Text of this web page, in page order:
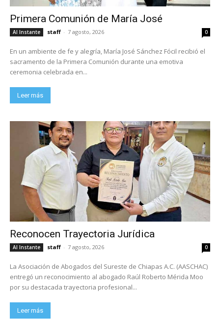
Primera Comunión de María José
Al Instante staff - 7 agosto, 2026 0
En un ambiente de fe y alegría, María José Sánchez Fócil recibió el
sacramento de la Primera Comunión durante una emotiva
ceremonia celebrada en...
Leer más
Reconocen Trayectoria Jurídica
Al Instante staff - 7 agosto, 2026 0
La Asociación de Abogados del Sureste de Chiapas A.C. (AASCHAC)
entregó un reconocimiento al abogado Raúl Roberto Mérida Moo
por su destacada trayectoria profesional...
Leer más